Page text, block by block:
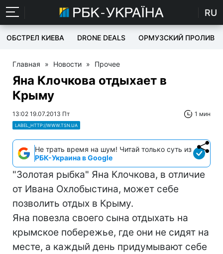
RU
ОБСТРЕЛ КИЕВА DRONE DEALS ОРМУЗСКИЙ ПРОЛИВ
Главная » Новости » Прочее
Яна Клочкова отдыхает в
Крыму
13:02 19.07.2013 Пт 1 мин
LABEL_HTTP://WWW.TSN.UA
Не трать время на шум! Читай только суть из
РБК-Украина в Google
"Золотая рыбка" Яна Клочкова, в отличие
от Ивана Охлобыстина, может себе
позволить отдых в Крыму.
Яна повезла своего сына отдыхать на
крымское побережье, где они не сидят на
месте, а каждый день придумывают себе